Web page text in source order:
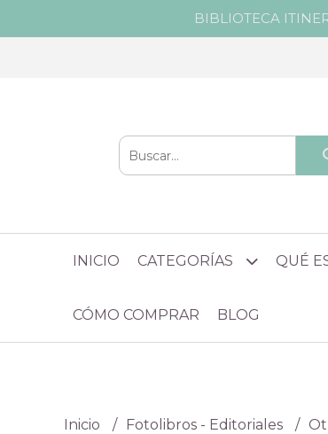
BIBLIOTECA
INICIO CATEGORÍAS QUÉ
CÓMO COMPRAR BLOG
Inicio Fotolibros - Editoriales